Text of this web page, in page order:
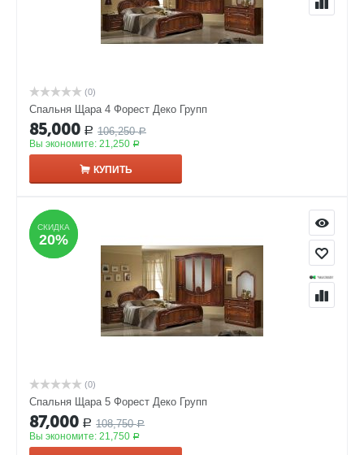
(0)
Спальня Щара 4 Форест Деко Групп
85,000 Р 106,250 Р
Вы экономите: 21,250 Р
КУПИТЬ
СКИДКА
20%
СКИДКА
20%
(0)
Спальня Щара 5 Форест Деко Групп
87,000 Р 108,750 Р
Вы экономите: 21,750 Р